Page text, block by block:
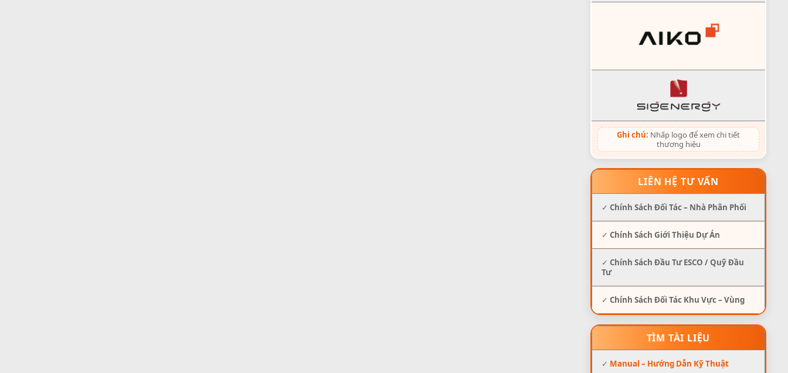
Ghi chú: Nhấp logo để xem chi tiết
thương hiệu
LIÊN HỆ TƯ VẤN
✓ Chính Sách Đối Tác – Nhà Phân Phối
✓ Chính Sách Giới Thiệu Dự Án
✓ Chính Sách Đầu Tư ESCO / Quỹ Đầu
Tư
✓ Chính Sách Đối Tác Khu Vực – Vùng
TÌM TÀI LIỆU
✓ Manual – Hướng Dẫn Kỹ Thuật